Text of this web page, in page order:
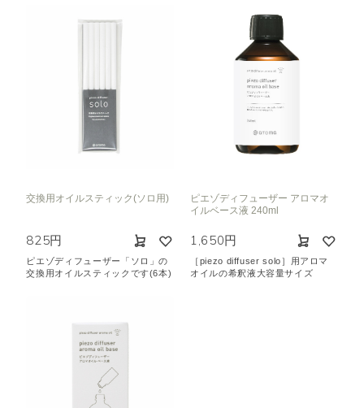
交換用オイルスティック(ソロ用)
825円
ピエゾディフューザー「ソロ」の
交換用オイルスティックです(6本)
ピエゾディフューザー アロマオ
イルベース液 240ml
1,650円
［piezo diffuser solo］用アロマ
オイルの希釈液大容量サイズ